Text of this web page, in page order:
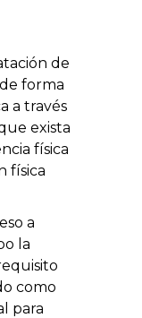
de
forma
a través
exista
física
física
a
la
como
para